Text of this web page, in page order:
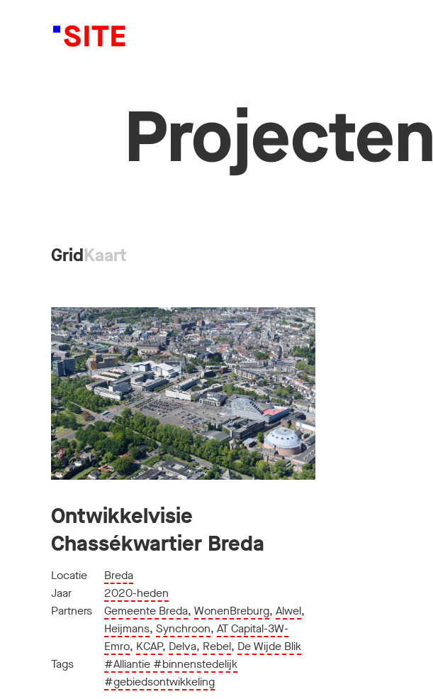
Projecten
GridKaart
Ontwikkelvisie
Chassékwartier Breda
Locatie
Breda
Jaar
2020-heden
Partners
Gemeente Breda, WonenBreburg, Alwel,
Heijmans, Synchroon, AT Capital-3W-
Emro, KCAP, Delva, Rebel, De Wijde Blik
Tags
#Alliantie #binnenstedelijk
#gebiedsontwikkeling